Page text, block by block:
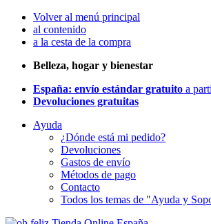
Volver al menú principal
al contenido
a la cesta de la compra
Belleza, hogar y bienestar
España: envío estándar gratuito a
Devoluciones gratuitas
Ayuda
¿Dónde está mi pedido?
Devoluciones
Gastos de envío
Métodos de pago
Contacto
Todos los temas de "Ayuda y